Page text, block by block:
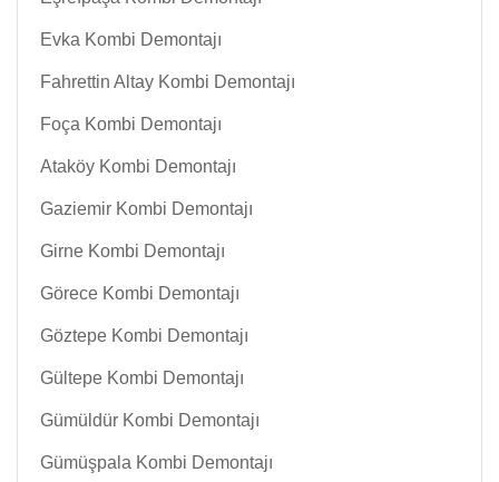
Evka Kombi Demontajı
Fahrettin Altay Kombi Demontajı
Foça Kombi Demontajı
Ataköy Kombi Demontajı
Gaziemir Kombi Demontajı
Girne Kombi Demontajı
Görece Kombi Demontajı
Göztepe Kombi Demontajı
Gültepe Kombi Demontajı
Gümüldür Kombi Demontajı
Gümüşpala Kombi Demontajı